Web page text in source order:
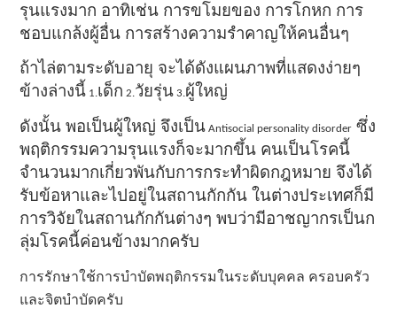
รุนแรงมาก อาทิเช่น การขโมยของ การโกหก การ
ชอบแกล้งผู้อื่น การสร้างความรำคาญให้คนอื่นๆ
ถ้าไล่ตามระดับอายุ จะได้ดังแผนภาพที่แสดงง่ายๆ
ข้างล่างนี้ 1.เด็ก 2.วัยรุ่น 3.ผู้ใหญ่
ดังนั้น พอเป็นผู้ใหญ่ จึงเป็น Antisocial personality disorder ซึ่ง
พฤติกรรมความรุนแรงก็จะมากขึ้น คนเป็นโรคนี้
จำนวนมากเกี่ยวพันกับการกระทำผิดกฎหมาย จึงได้
รับข้อหาและไปอยู่ในสถานกักกัน ในต่างประเทศก็มี
การวิจัยในสถานกักกันต่างๆ พบว่ามีอาชญากรเป็นก
ลุ่มโรคนี้ค่อนข้างมากครับ
การรักษาใช้การบำบัดพฤติกรรมในระดับบุคคล ครอบครัว
และจิตบำบัดครับ